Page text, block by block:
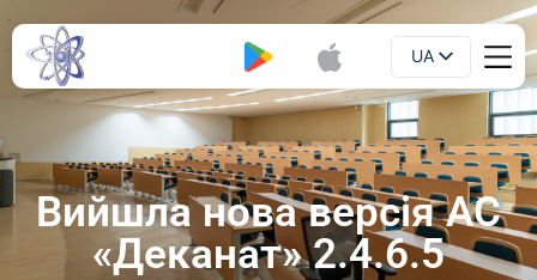
UA
EN
Вийшла нова версія АС
«Деканат» 2.4.6.5